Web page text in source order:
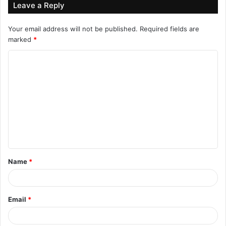
Leave a Reply
Your email address will not be published. Required fields are
marked *
t
*
Name *
Email *